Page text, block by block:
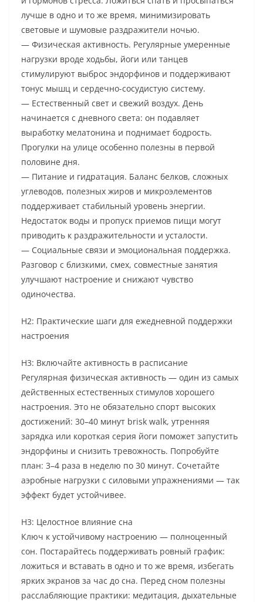
лучше в одно и то же время, минимизировать
световые и шумовые раздражители ночью.
— Физическая активность. Регулярные умеренные
нагрузки вроде ходьбы, йоги или танцев
стимулируют выброс эндорфинов и поддерживают
тонус мышц и сердечно-сосудистую систему.
— Естественный свет и свежий воздух. День
начинается с дневного света: он подавляет
выработку мелатонина и поднимает бодрость.
Прогулки на улице особенно полезны в первой
половине дня.
— Питание и гидратация. Баланс белков, сложных
углеводов, полезных жиров и микроэлементов
поддерживает стабильный уровень энергии.
Недостаток воды и пропуск приемов пищи могут
приводить к раздражительности и усталости.
— Социальные связи и эмоциональная поддержка.
Разговор с близкими, смех, совместные занятия
улучшают настроение и снижают чувство
одиночества.
H2: Практические шаги для ежедневной поддержки
настроения
H3: Включайте активность в расписание
Регулярная физическая активность — один из самых
действенных естественных стимулов хорошего
настроения. Это не обязательно спорт высоких
достижений: 30–40 минут brisk walk, утренняя
зарядка или короткая серия йоги поможет запустить
эндорфины и снизить тревожность. Попробуйте
план: 3–4 раза в неделю по 30 минут. Сочетайте
аэробные нагрузки с силовыми упражнениями — так
эффект будет устойчивее.
H3: Целостное влияние сна
Ключ к устойчивому настроению — полноценный
сон. Постарайтесь поддерживать ровный график:
ложиться и вставать в одно и то же время, избегать
ярких экранов за час до сна. Перед сном полезны
расслабляющие практики: медитация, дыхательные